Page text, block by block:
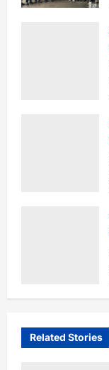
Related Stories